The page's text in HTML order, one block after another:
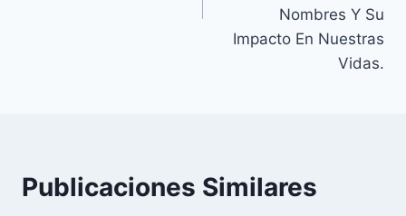
Nombres Y Su
Impacto En Nuestras
Vidas.
Publicaciones Similares